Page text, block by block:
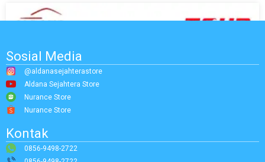
Sosial Media
@aldanasejahterastore
Aldana Sejahtera Store
Nurance Store
Nurance Store
Kontak
0856-9498-2722